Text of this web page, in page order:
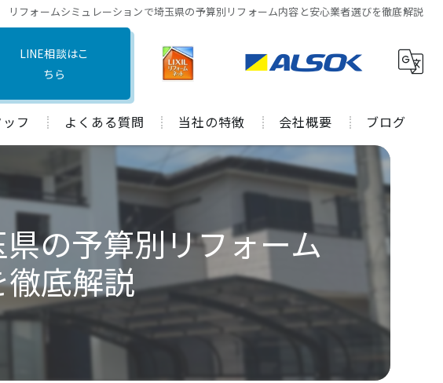
リフォームシミュレーションで埼玉県の予算別リフォーム内容と安心業者選びを徹底解説
LINE相談はこ
ちら
フ よくある質問 当社の特徴
水回り
キッチン
お風呂
トイレ
会社概要 ブログ
の予算別リフォーム
底解説